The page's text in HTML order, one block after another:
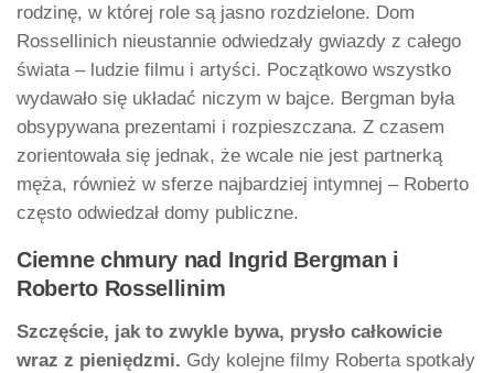
rodzinę, w której role są jasno rozdzielone. Dom
Rossellinich nieustannie odwiedzały gwiazdy z całego
świata – ludzie filmu i artyści. Początkowo wszystko
wydawało się układać niczym w bajce. Bergman była
obsypywana prezentami i rozpieszczana. Z czasem
zorientowała się jednak, że wcale nie jest partnerką
męża, również w sferze najbardziej intymnej – Roberto
często odwiedzał domy publiczne.
Ciemne chmury nad Ingrid Bergman i
Roberto Rossellinim
Szczęście, jak to zwykle bywa, prysło całkowicie
wraz z pieniędzmi. Gdy kolejne filmy Roberta spotkały